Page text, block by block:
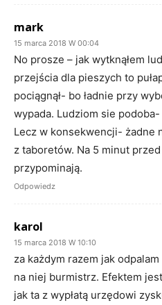
mark
15 marca 2018 W 00:04
No prosze – jak wytknąłem
przejścia dla pieszych to
pociągnął- bo ładnie przy
wypada. Ludziom sie
Lecz w konsekwencji- żadne
z taboretów. Na 5 minut
przypominają.
Odpowiedz
karol
15 marca 2018 W 10:10
za każdym razem jak
na niej burmistrz. Efektem
jak ta z wypłatą urzędowi